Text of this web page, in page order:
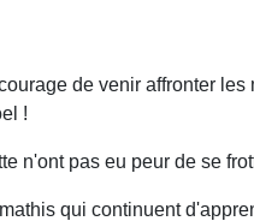
de venir affronter
!
n'ont pas eu peur de se
qui continuent